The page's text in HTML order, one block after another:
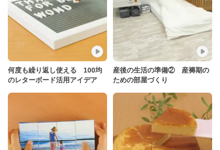
何度も繰り返し使える 100均
のレターボード活用アイデア
産後の生活の準備② 産褥期の
ための部屋づくり